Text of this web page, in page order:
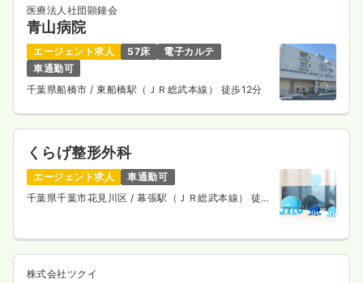
医療法人社団顕鐘会
青山病院
エージェント求人 57床
電子カルテ
車通勤可
千葉県船橋市 / 東船橋駅（ＪＲ総武本線） 徒歩12分
くらげ整形外科
エージェント求人
車通勤可
千葉県千葉市花見川区/ 幕張駅（ＪＲ総武本線） 徒歩
株式会社ツクイ